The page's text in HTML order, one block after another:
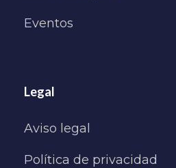
Eventos
Legal
Aviso legal
Política de privacidad